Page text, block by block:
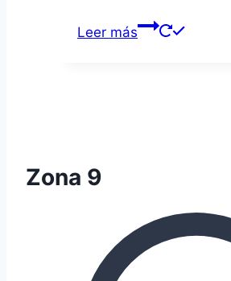
Leer más
Zona 9